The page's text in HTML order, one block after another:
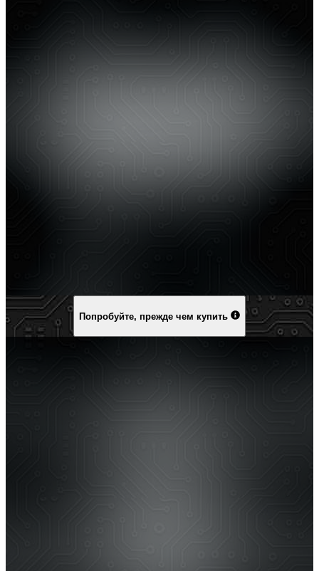
Попробуйте, прежде чем купить